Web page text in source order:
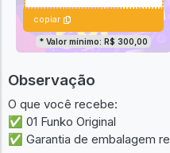
copiar
* Valor mínimo: R$ 300,00
Observação
O que você recebe:
✅ 01 Funko Original
✅ Garantia de embalagem